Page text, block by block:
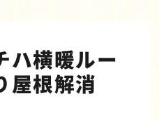
ハ横暖ルー
根解消